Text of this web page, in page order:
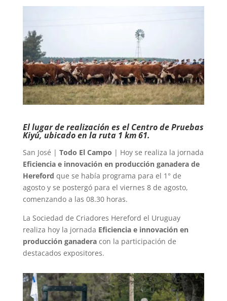
El lugar de realización es el Centro de Pruebas
Kiyú, ubicado en la ruta 1 km 61.
San José | Todo El Campo | Hoy se realiza la jornada
Eficiencia e innovación en producción ganadera de
Hereford que se había programa para el 1° de
agosto y se postergó para el viernes 8 de agosto,
comenzando a las 08.30 horas.
La Sociedad de Criadores Hereford el Uruguay
realiza hoy la jornada Eficiencia e innovación en
producción ganaderacon la participación de
destacados expositores.